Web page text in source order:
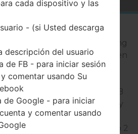
de la serie de Samsung
similares en apariencia y tienen
Los modelos de la serie
2 7.0 se ejecuta en un
OMAP 4430 que tiene on 1GB
32GB de la memoria interna y
32GB (ranura dedicada).
serie de Samsung Galaxy Tab 2
cada dispositivo y las
- (si Usted descarga
descripción del usuario
de FB - para iniciar sesión
comentar usando Su
de Google - para iniciar
y comentar usando